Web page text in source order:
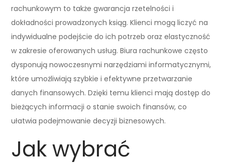
rachunkowym to także gwarancja rzetelności i
dokładności prowadzonych ksiąg. Klienci mogą liczyć na
indywidualne podejście do ich potrzeb oraz elastyczność
w zakresie oferowanych usług. Biura rachunkowe często
dysponują nowoczesnymi narzędziami informatycznymi,
które umożliwiają szybkie i efektywne przetwarzanie
danych finansowych. Dzięki temu klienci mają dostęp do
bieżących informacji o stanie swoich finansów, co
ułatwia podejmowanie decyzji biznesowych.
Jak wybrać